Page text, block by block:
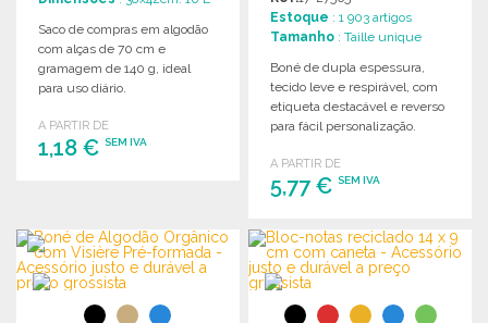
Saco de compras em algodão
com alças de 70 cm e
gramagem de 140 g, ideal
para uso diário.
A PARTIR DE
1,18 € SEM IVA
Solicitar um orçamento
Estoque : 1 903 artigos
Tamanho : Taille unique
Boné de dupla espessura,
tecido leve e respirável, com
etiqueta destacável e reverso
para fácil personalização.
A PARTIR DE
5,77 €SEM IVA
ENCOMENDAR
Solicitar um orçamento